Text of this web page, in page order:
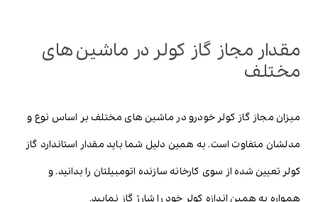
مقدار مجاز گاز کولر در ماشین های
مختلف
میزان مجاز گاز کولر خودرو در ماشین های مختلف بر اساس نوع و
مدلشان متفاوت است. به همین دلیل شما باید مقدار استاندارد گاز
کولر تعیین شده از سوی کارخانه سازنده اتومبیلتان را بدانید. و
همواره به همین اندازه کولر خود را شارژ گاز نمایید.